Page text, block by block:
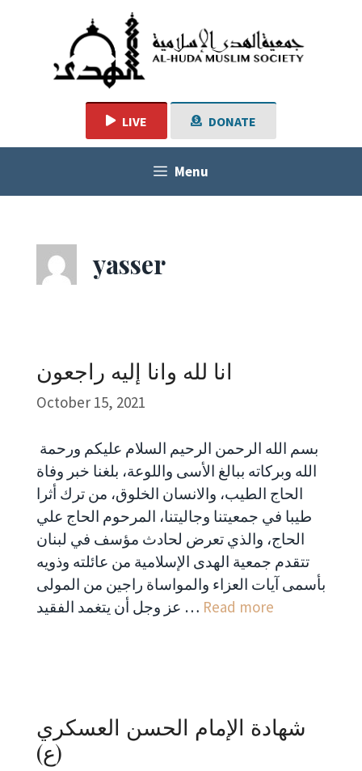
LIVE DONATE
Menu
yasser
انا لله وانا إليه راجعون
October 15, 2021
الله وبركاته ببالغ الأسى واللوعة، بلغنا خبر وفاة
الحاج الطيب، والانسان الخلوق، من ترك أثرا
طيبا في جمعيتنا وجاليتنا، المرحوم الحاج علي
الحاج، والذي تعرض لحادث مؤسف في لبنان
تتقدم جمعية الهدى الإسلامية من عائلته وذويه
بأسمى آيات العزاء والمواساة راجين من المولى
عز وجل أن يتغمد الفقيد … Read more
شهادة الإمام الحسن العسكري
(ع)